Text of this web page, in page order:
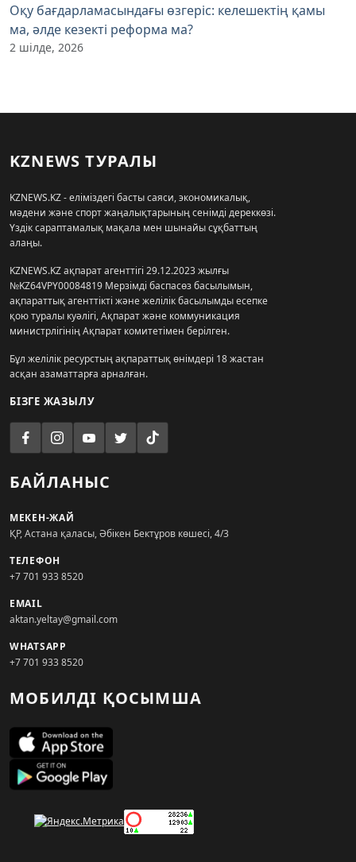
Оқу бағдарламасындағы өзгеріс: келешектің қамы
ма, әлде кезекті реформа ма?
2 шілде, 2026
KZNEWS ТУРАЛЫ
KZNEWS.KZ - еліміздегі басты саяси, экономикалық,
мәдени және спорт жаңалықтарының сенімді дереккөзі.
Үздік сараптамалық мақала мен шынайы сұқбаттың
алаңы.
KZNEWS.KZ ақпарат агенттігі 29.12.2023 жылғы
№KZ64VPY00084819 Мерзімді баспасөз басылымын,
ақпараттық агенттікті және желілік басылымды есепке
қою туралы куәлігі, Ақпарат және коммуникация
министрлігінің Ақпарат комитетімен берілген.
Бұл желілік ресурстың ақпараттық өнімдері 18 жастан
асқан азаматтарға арналған.
БІЗГЕ ЖАЗЫЛУ
БАЙЛАНЫС
МЕКЕН-ЖАЙ
ҚР, Астана қаласы, Әбікен Бектұров көшесі, 4/3
ТЕЛЕФОН
+7 701 933 8520
EMAIL
aktan.yeltay@gmail.com
WHATSAPP
+7 701 933 8520
МОБИЛДІ ҚОСЫМША